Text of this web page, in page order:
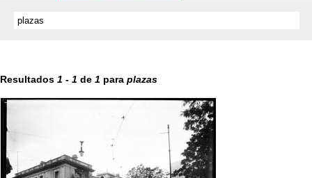
Resultados 1 - 1 de 1 para plazas